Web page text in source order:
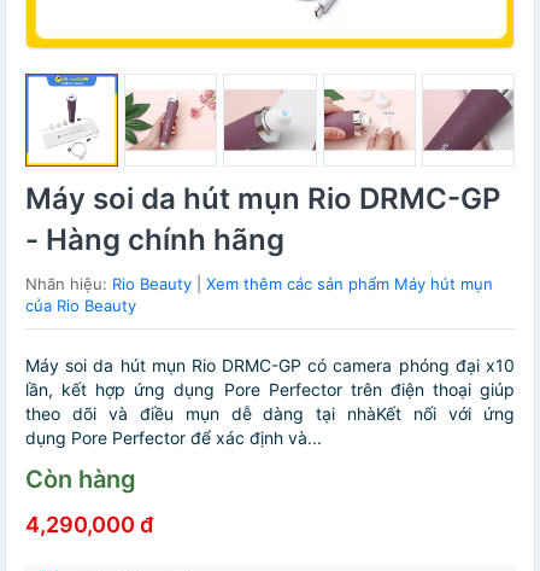
Máy soi da hút mụn Rio DRMC-GP
- Hàng chính hãng
Nhãn hiệu: Rio Beauty
Xem thêm các sản phẩm Máy hút mụn
của Rio Beauty
Máy soi da hút mụn Rio DRMC-GP có camera phóng đại x10
lần, kết hợp ứng dụng Pore Perfector trên điện thoại giúp
theo dõi và điều mụn dễ dàng tại nhàKết nối với ứng
dụng Pore Perfector để xác định và...
Còn hàng
4,290,000 đ